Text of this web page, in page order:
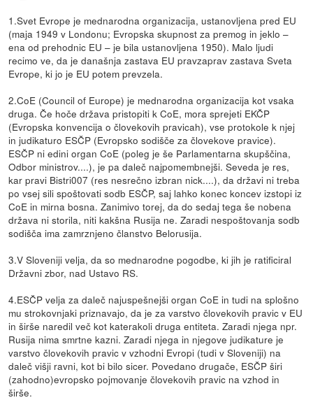
1.Svet Evrope je mednarodna organizacija, ustanovljena pred EU
(maja 1949 v Londonu; Evropska skupnost za premog in jeklo –
ena od prehodnic EU – je bila ustanovljena 1950). Malo ljudi
recimo ve, da je današnja zastava EU pravzaprav zastava Sveta
Evrope, ki jo je EU potem prevzela.
2.CoE (Council of Europe) je mednarodna organizacija kot vsaka
druga. Če hoče država pristopiti k CoE, mora sprejeti EKČP
(Evropska konvencija o človekovih pravicah), vse protokole k njej
in judikaturo ESČP (Evropsko sodišče za človekove pravice).
ESČP ni edini organ CoE (poleg je še Parlamentarna skupščina,
Odbor ministrov....), je pa daleč najpomembnejši. Seveda je res,
kar pravi Bistri007 (res nesrečno izbran nick....), da državi ni treba
po vsej sili spoštovati sodb ESČP, saj lahko konec koncev izstopi iz
CoE in mirna bosna. Zanimivo torej, da do sedaj tega še nobena
država ni storila, niti kakšna Rusija ne. Zaradi nespoštovanja sodb
sodišča ima zamrznjeno članstvo Belorusija.
3.V Sloveniji velja, da so mednarodne pogodbe, ki jih je ratificiral
Državni zbor, nad Ustavo RS.
4.ESČP velja za daleč najuspešnejši organ CoE in tudi na splošno
mu strokovnjaki priznavajo, da je za varstvo človekovih pravic v EU
in širše naredil več kot katerakoli druga entiteta. Zaradi njega npr.
Rusija nima smrtne kazni. Zaradi njega in njegove judikature je
varstvo človekovih pravic v vzhodni Evropi (tudi v Sloveniji) na
daleč višji ravni, kot bi bilo sicer. Povedano drugače, ESČP širi
(zahodno)evropsko pojmovanje človekovih pravic na vzhod in
širše.